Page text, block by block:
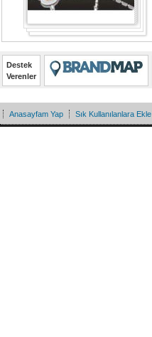
Destek
Verenler
Anasayfam Yap Sık Kullanılanlara Ekle